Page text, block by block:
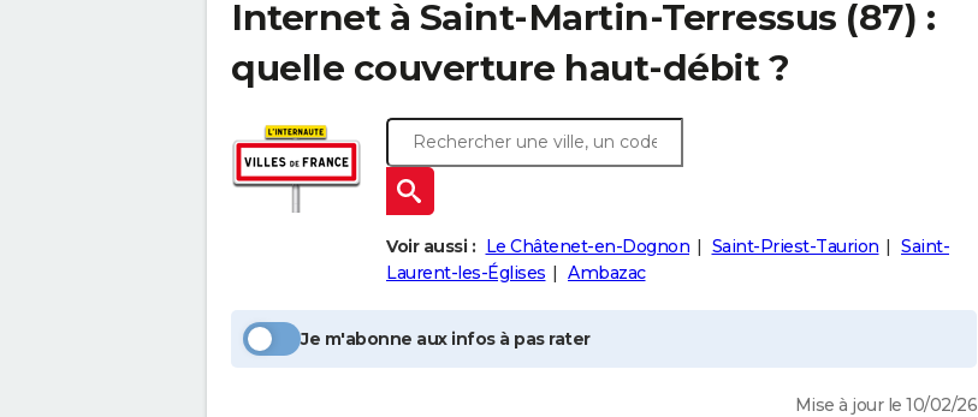
Internet à Saint-Martin-Terressus (87) :
quelle couverture haut-débit ?
Voir aussi : Le Châtenet-en-Dognon Saint-Priest-Taurion
Saint-
Laurent-les-Églises
Ambazac
Je m'abonne aux infos à pas rater
Mise à jour le 10/02/26